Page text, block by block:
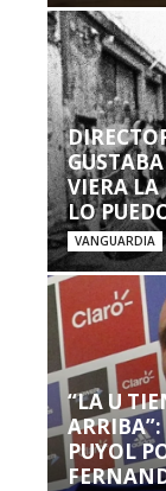
VIERA LA
LO
VANGUARDIA
“LA U
PUYOL